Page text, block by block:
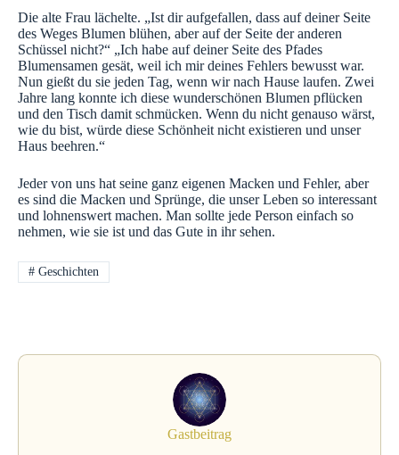
Die alte Frau lächelte. „Ist dir aufgefallen, dass auf deiner Seite
des Weges Blumen blühen, aber auf der Seite der anderen
Schüssel nicht?“ „Ich habe auf deiner Seite des Pfades
Blumensamen gesät, weil ich mir deines Fehlers bewusst war.
Nun gießt du sie jeden Tag, wenn wir nach Hause laufen. Zwei
Jahre lang konnte ich diese wunderschönen Blumen pflücken
und den Tisch damit schmücken. Wenn du nicht genauso wärst,
wie du bist, würde diese Schönheit nicht existieren und unser
Haus beehren.“
Jeder von uns hat seine ganz eigenen Macken und Fehler, aber
es sind die Macken und Sprünge, die unser Leben so interessant
und lohnenswert machen. Man sollte jede Person einfach so
nehmen, wie sie ist und das Gute in ihr sehen.
#Geschichten
Gastbeitrag